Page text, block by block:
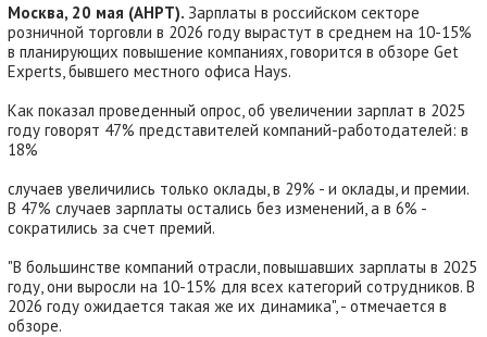
Москва, 20 мая (АНРТ). Зарплаты в российском секторе
розничной торговли в 2026 году вырастут в среднем на 10-15%
в планирующих повышение компаниях, говорится в обзоре Get
Experts, бывшего местного офиса Hays.
Как показал проведенный опрос, об увеличении зарплат в 2025
году говорят 47% представителей компаний-работодателей: в
18%
случаев увеличились только оклады, в 29% - и оклады, и премии.
В 47% случаев зарплаты остались без изменений, а в 6% -
сократились за счет премий.
"В большинстве компаний отрасли, повышавших зарплаты в 2025
году, они выросли на 10-15% для всех категорий сотрудников. В
2026 году ожидается такая же их динамика", - отмечается в
обзоре.